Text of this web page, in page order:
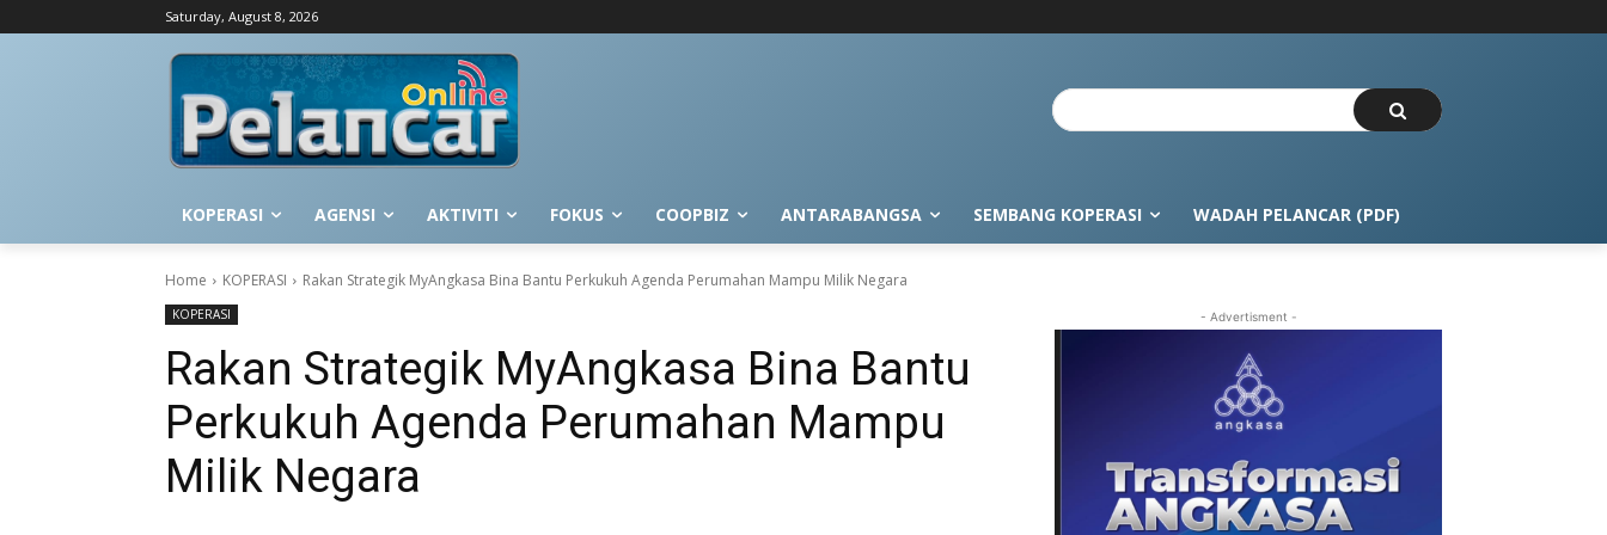
Saturday, August 8, 2026
KOPERASI AGENSI AKTIVITI FOKUS COOPBIZ ANTARABANGSA SEMBANG KOPERASI WADAH PELANCAR (PDF)
Home KOPERASI Rakan Strategik MyAngkasa Bina Bantu Perkukuh Agenda Perumahan Mampu Milik Negara
KOPERASI
Rakan Strategik MyAngkasa Bina Bantu
Perkukuh Agenda Perumahan Mampu
Milik Negara
- Advertisment -